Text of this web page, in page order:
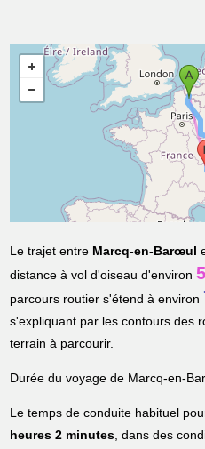
Le trajet entre Marcq-en-Barœul
distance à vol d'oiseau d'environ
parcours routier s'étend à environ
s'expliquant par les contours des
terrain à parcourir.
Durée du voyage de Marcq-en-
Le temps de conduite habituel
heures 2 minutes, dans des